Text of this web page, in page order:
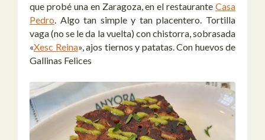
que probé una en Zaragoza, en el restaurante Casa
Pedro. Algo tan simple y tan placentero. Tortilla
vaga (no se le da la vuelta) con chistorra, sobrasada
«Xesc Reina», ajos tiernos y patatas. Con huevos de
Gallinas Felices